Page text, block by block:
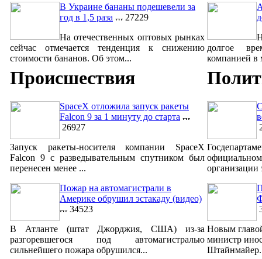
В Украине бананы подешевели за
год в 1,5 раза
27229
На отечественных оптовых рынках
сейчас отмечается тенденция к снижению
стоимости бананов. Об этом...
долгое
компанией в
Происшествия
SpaceX отложила запуск ракеты
Falcon 9 за 1 минуту до старта
26927
Запуск ракеты-носителя компании SpaceX
Falcon 9 с разведывательным спутником был
перенесен менее ...
Пожар на автомагистрали в
Америке обрушил эстакаду (видео)
34523
В Атланте (штат Джорджия, США) из-за
разгоревшегося под автомагистралью
сильнейшего пожара обрушился...
организации
Новым
министр